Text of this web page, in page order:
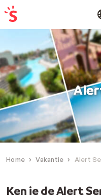
Home Vakantie Alert
Ken je de Alert